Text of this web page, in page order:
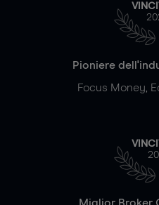
Pioniere
Focus Money,
Miglior Broker